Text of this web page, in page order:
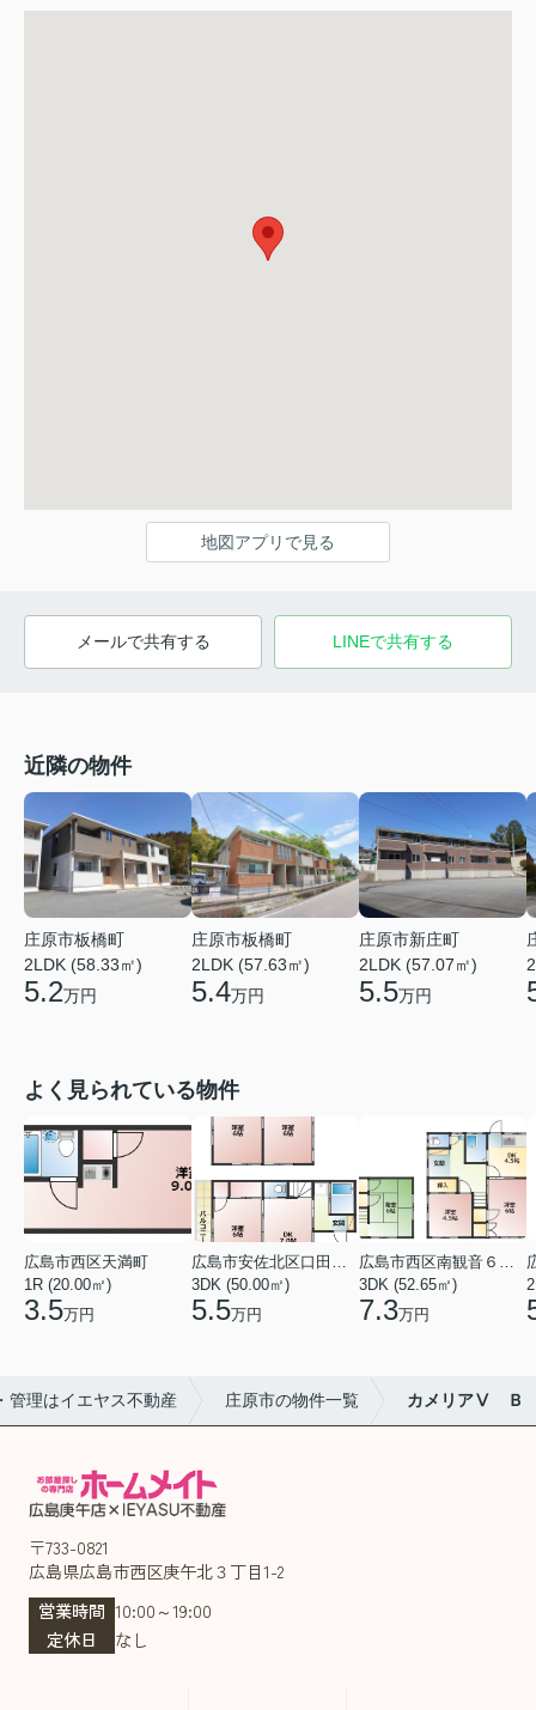
地図アプリで見る
メールで共有する LINEで共有する
近隣の物件
庄原市板橋町
2LDK (58.33㎡)
5.2万円
庄原市板橋町
2LDK (57.63㎡)
5.4万円
庄原市新庄町
2LDK (57.07㎡)
5.5万円
よく見られている物件
広島市西区天満町
1R (20.00㎡)
3.5万円
3DK (50.00㎡)
5.5万円
3DK (52.65㎡)
7.3万円
管理はイエヤス不動産 庄原市の物件一覧 カメリアⅤ Ｂ
〒733-0821
広島県広島市西区庚午北３丁目1-2
営業時間 10:00～19:00
定休日
なし